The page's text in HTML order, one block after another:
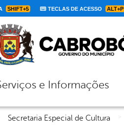
SHIFT+5 TECLAS DE ACESSO ALT+P
menu principal de navegação
e Informações
aqui:
Secretaria Especial de Cultura